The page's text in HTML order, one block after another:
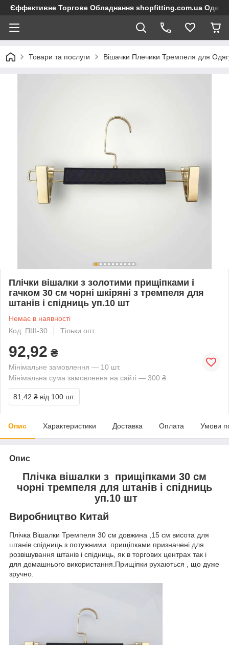
Єффективне Торгове Обладнання shopfitting.com.ua Одеса
Товари та послуги Вішачки Плечики Тремпеля для
Плічки вішалки з золотими прищіпками і
гачком 30 см чорні шкіряні з тремпеля для
штанів і спідниць уп.10 шт
Немає в наявності
Код: ПШ-30
Тільки опт
92,92 ₴
Мінімальне замовлення — 10 шт.
Мінімальна сума замовлення на сайті — 300 ₴
81,42 ₴ від 100 шт.
Опис Характеристики Доставка Оплата Умови
Опис
Плічка вішалки з прищіпками 30 см
чорні тремпеля для штанів і спідниць
уп.10 шт
Виробництво Китай
Плічка Вішалки Тремпеля 30 см довжина ,15 см висота для
штанів спідниць з потужними прищіпками призначені для
розвішування штанів і спідниць, як в торгових центрах так і
для домашнього використання.Прищіпки рухаються , що дуже
зручно.